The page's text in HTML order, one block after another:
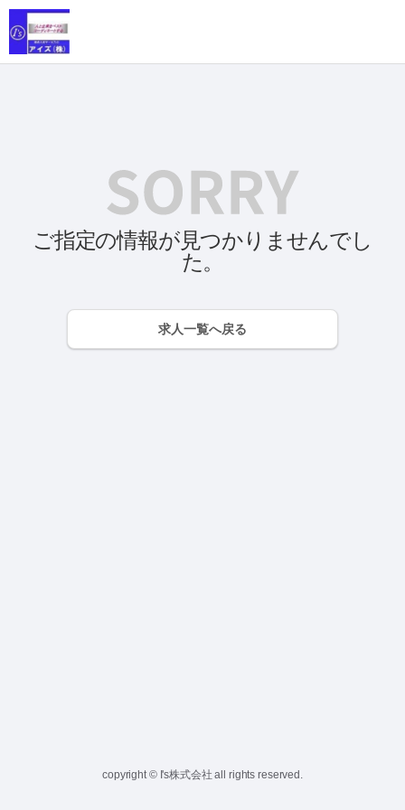
ご指定の情報が見つかりませんでし
た。
求人一覧へ戻る
copyright © I's株式会社 all rights reserved.